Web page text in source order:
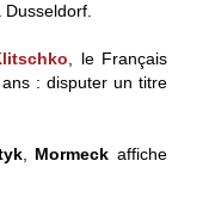
, le Français
: disputer un titre
, Mormeck affiche